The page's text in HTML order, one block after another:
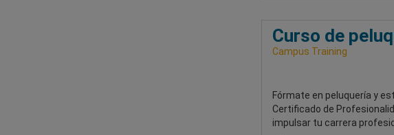
Curso de
Campus Training
Fórmate en peluquería y
Certificado de
impulsar tu carrera